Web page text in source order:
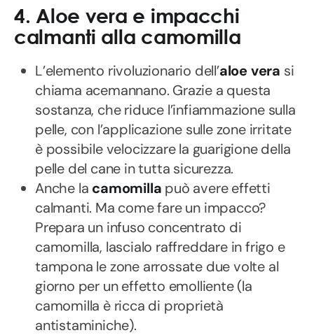
4. Aloe vera e impacchi
calmanti alla camomilla
L’elemento rivoluzionario dell’aloe vera si
chiama acemannano. Grazie a questa
sostanza, che riduce l’infiammazione sulla
pelle, con l’applicazione sulle zone irritate
è possibile velocizzare la guarigione della
pelle del cane in tutta sicurezza.
Anche la camomilla può avere effetti
calmanti. Ma come fare un impacco?
Prepara un infuso concentrato di
camomilla, lascialo raffreddare in frigo e
tampona le zone arrossate due volte al
giorno per un effetto emolliente (la
camomilla è ricca di proprietà
antistaminiche).